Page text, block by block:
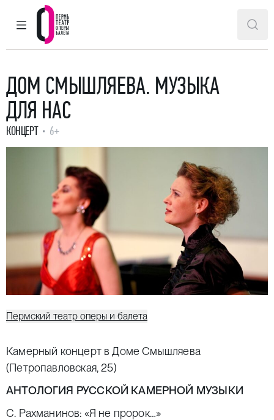
ГЛАВНОЕ МЕНЮ
Пермский театр оперы и балета
ДОМ СМЫШЛЯЕВА. МУЗЫКА
ДЛЯ НАС
КОНЦЕРТ 6+
Пермский театр оперы и балета
Камерный концерт в Доме Смышляева
(Петропавловская, 25)
АНТОЛОГИЯ РУССКОЙ КАМЕРНОЙ МУЗЫКИ
С. Рахманинов: «Я не пророк…»